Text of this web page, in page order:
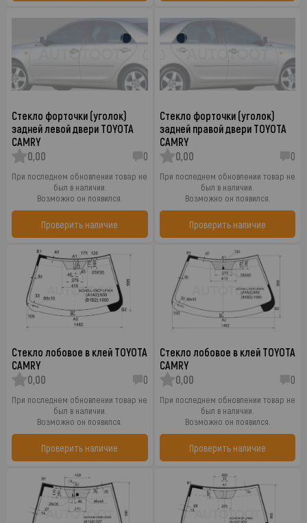
Стекло форточки (уголок)
задней левой двери TOYOTA
CAMRY
0,00
0
При последнем обновлении товар не
был в наличии.
Возможно он появился.
Проверить наличие
Стекло форточки (уголок)
задней правой двери TOYOTA
CAMRY
0,00
0
При последнем обновлении товар не
был в наличии.
Возможно он появился.
Проверить наличие
Стекло лобовое в клей TOYOTA
CAMRY
0,00
0
При последнем обновлении товар не
был в наличии.
Возможно он появился.
Проверить наличие
Стекло лобовое в клей TOYOTA
CAMRY
0,00
0
При последнем обновлении товар не
был в наличии.
Возможно он появился.
Проверить наличие